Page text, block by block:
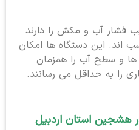
فشار آب و مکش را دارند
اند. این دستگاه ها امکان
ها و سطح آب را همزمان
را به حداقل می رسانند.
هشجین استان اردبیل